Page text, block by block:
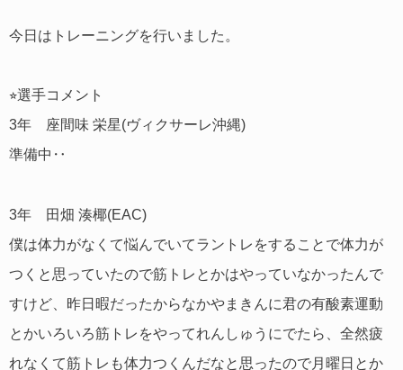
今日はトレーニングを行いました。
⭐︎選手コメント
3年 座間味 栄星(ヴィクサーレ沖縄)
準備中‥
3年 田畑 湊椰(EAC)
僕は体力がなくて悩んでいてラントレをすることで体力が
つくと思っていたので筋トレとかはやっていなかったんで
すけど、昨日暇だったからなかやまきんに君の有酸素運動
とかいろいろ筋トレをやってれんしゅうにでたら、全然疲
れなくて筋トレも体力つくんだなと思ったので月曜日とか